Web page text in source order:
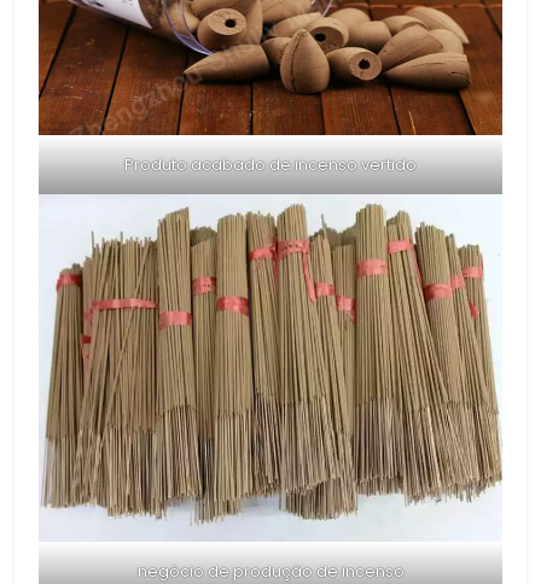
Produto acabado de incenso vertido
negócio de produção de incenso